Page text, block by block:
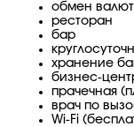
обмен
ресторан
бар
хранение
бизнес-
прачечная
врач по
Wi-Fi